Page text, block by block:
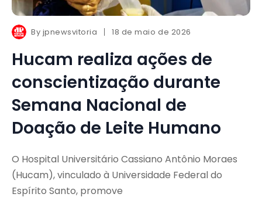
By jpnewsvitoria 18 de maio de 2026
Hucam realiza ações de
conscientização durante
Semana Nacional de
Doação de Leite Humano
O Hospital Universitário Cassiano Antônio Moraes
(Hucam), vinculado à Universidade Federal do
Espírito Santo, promove